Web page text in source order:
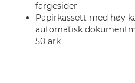
fargesider
Papirkassett med høy
automatisk
50 ark